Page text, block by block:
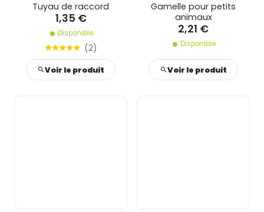
Tuyau de raccord
1,35 €
Disponible
(2)
Voir le produit
Gamelle pour petits
animaux
2,21 €
Disponible
Voir le produit